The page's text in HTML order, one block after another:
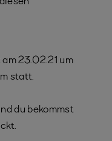
23.02.21 um
statt.
du bekommst